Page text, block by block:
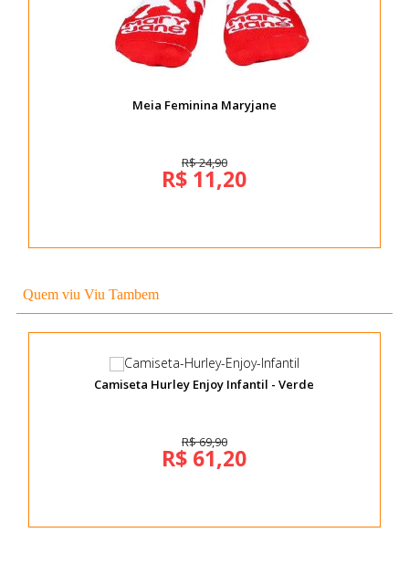
Meia Feminina Maryjane
R$ 24,90
R$ 11,20
Quem viu Viu Tambem
Camiseta Hurley Enjoy Infantil - Verde
R$ 69,90
R$ 61,20